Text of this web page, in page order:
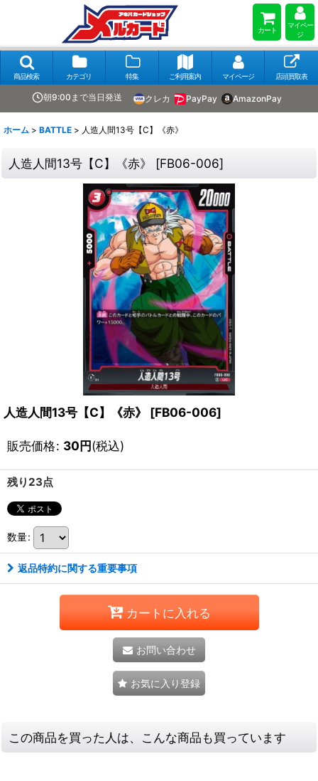
カート
マイペー
ジ
商品検索 カテゴリ 特集 ご利用案内 マイページ 店頭買取表
朝9:00まで当日発送 クレカ PayPay AmazonPay
ホーム > BATTLE > 人造人間13号【C】《赤》
人造人間13号【C】《赤》 [FB06-006]
人造人間13号【C】《赤》 [FB06-006]
販売価格: 30円(税込)
残り23点
数量:
返品特約に関する重要事項
カートに入れる
お問い合わせ
お気に入り登録
この商品を買った人は、こんな商品も買っています